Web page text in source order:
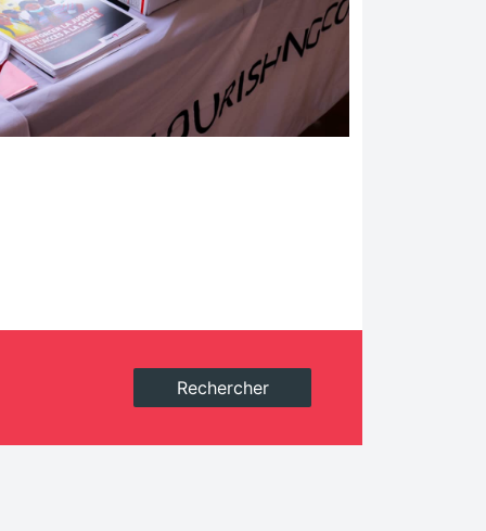
Rechercher